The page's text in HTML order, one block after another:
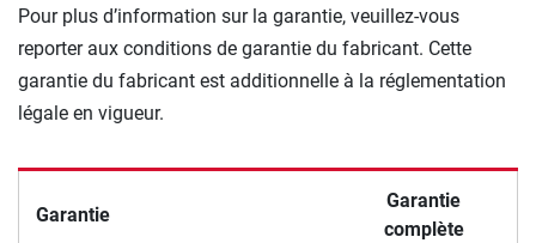
Pour plus d’information sur la garantie, veuillez-vous
reporter aux conditions de garantie du fabricant. Cette
garantie du fabricant est additionnelle à la réglementation
légale en vigueur.
Garantie
Garantie
complète